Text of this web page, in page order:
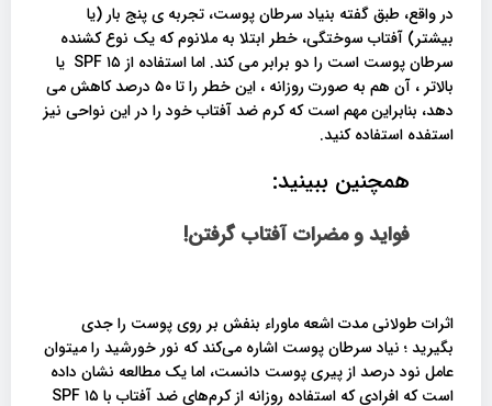
در واقع، طبق گفته بنیاد سرطان پوست، تجربه ی پنج بار (یا
بیشتر) آفتاب سوختگی، خطر ابتلا به ملانوم که یک نوع کشنده
سرطان پوست است را دو برابر می کند. اما استفاده از SPF ۱۵ یا
بالاتر ، آن هم به صورت روزانه ، این خطر را تا ۵۰ درصد کاهش می
دهد، بنابراین مهم است که کرم ضد آفتاب خود را در این نواحی نیز
استفده استفاده کنید.
همچنین ببینید:
فواید و مضرات آفتاب گرفتن!
اثرات طولانی مدت اشعه ماوراء بنفش بر روی پوست را جدی
بگیرید ؛ نیاد سرطان پوست اشاره می‌کند که نور خورشید را میتوان
عامل نود درصد از پیری پوست دانست، اما یک مطالعه نشان داده
است که افرادی که استفاده روزانه از کرم‌های ضد آفتاب با SPF ۱۵